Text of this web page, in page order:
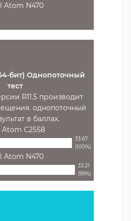
Atom N470
бит) Однопоточный
тест
R11.5 производит
однопоточный
в баллах.
Atom C2558
33.67
(100%)
Atom N470
33.21
(99%)